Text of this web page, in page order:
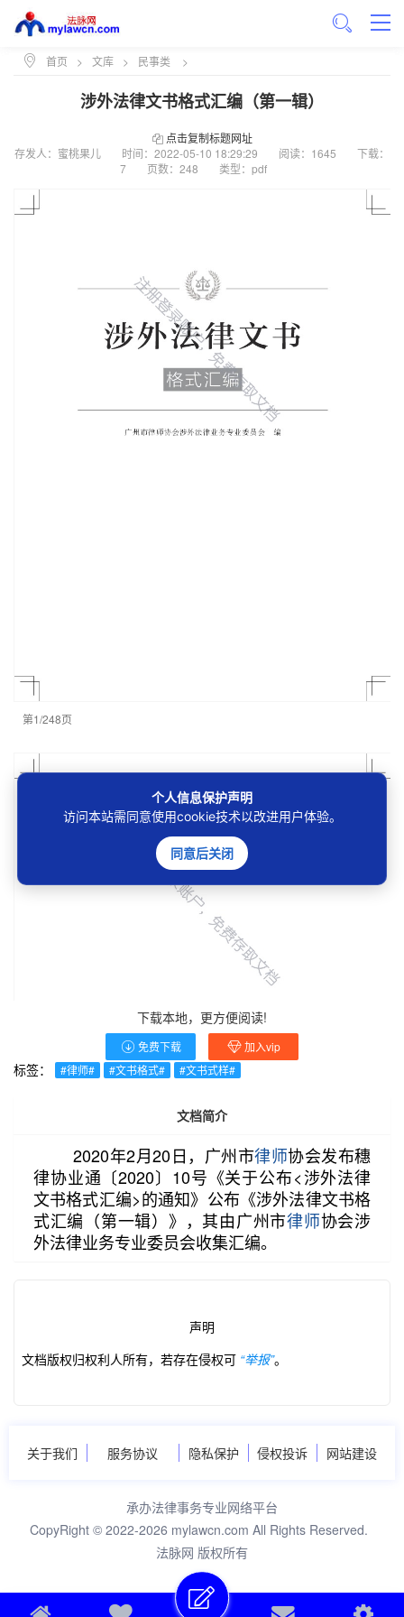
首页 > 文库 > 民事类 >
涉外法律文书格式汇编（第一辑）
点击复制标题网址
存发人：蜜桃果儿
时间： 2022-05-10 18:29:29 阅读：1645
下载：
7
页数：248 类型：pdf
第1/248页
下载本地，更方便阅读!
免费下载 加入vip
标签： #律师# #文书格式# #文书式样#
文档简介
2020年2月20日，广州市律师协会发布穗
律协业通〔2020〕10号《关于公布<涉外法律
文书格式汇编>的通知》公布《涉外法律文书格
式汇编（第一辑）》，其由广州市律师协会涉
外法律业务专业委员会收集汇编。
声明
文档版权归权利人所有，若存在侵权可 “举报”。
关于我们 服务协议 隐私保护 侵权投诉 网站建设
承办法律事务专业网络平台
CopyRight © 2022-2026 mylawcn.com All Rights Reserved.
个人信息保护声明
访问本站需同意使用cookie技术以改进用户体验。
同意后关闭
法脉网 版权所有